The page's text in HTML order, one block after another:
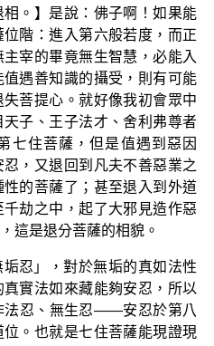
。】是說：佛子啊！如果能
階：進入第六般若度，而正
宰的畢竟無生智慧，必能入
遇善知識的攝受，則有可能
菩提心。就好像我初會眾中
子、王子法才、舍利弗尊者
七住菩薩，但是值遇到惡因
，又退回到凡夫不善惡業之
的菩薩了；甚至退入到外道
劫之中，起了大邪見造作惡
這是退分菩薩的相貌。
忍」，對於無垢的真如法性
實法如來藏能夠安忍，所以
法忍、無生忍——安忍於第八
。也就是七住菩薩能現證現